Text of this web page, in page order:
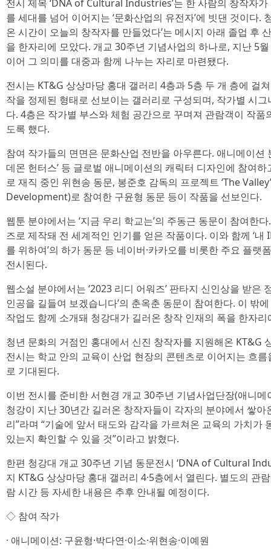
전시 제목 ‘DNA of Cultural Industries’는 한 사람의 창작자
를 세대를 넘어 이어지는 ‘문화산업의 유전자’에 빗댄 것이다.
온 시간이 오늘의 창작자를 만들었다’는 메시지 아래 졸업 후
을 한자리에 모았다. 개교 30주년 기념사업의 하나로, 지난 5
이어 그 의미를 대중과 함께 나누는 자리로 마련됐다.
전시는 KT&G 상상마당 홍대 갤러리 4층과 5층 두 개 층에 걸
작을 정제된 형태로 선보이는 갤러리로 구성되며, 작가별 시
다. 4층은 작가별 부스와 체험 공간으로 꾸며져 관람객이 작
도록 했다.
참여 작가들의 면면은 문화산업 전반을 아우른다. 애니메이션
데몬 헌터스’ 등 글로벌 애니메이션의 캐릭터 디자인에 참여
로 재직 중인 위현송 동문, 봉준호 감독의 프로젝트 ‘The
Development)로 참여한 구윤형 동문 등이 작품을 선보인다.
웹툰 분야에서는 ‘지금 우리 학교는’의 주동근 동문이 참여한
즈로 제작돼 전 세계적인 인기를 얻은 작품이다. 이와 함께 ‘내
를 위하여’의 하가 동문 등 네이버·카카오를 비롯한 주요 플랫
전시된다.
웹소설 분야에서는 ‘2023 리디 어워즈’ 판타지 신인상을 받은
인공을 길들여 보겠습니다’의 춘옥춘 동문이 참여한다. 이 밖
작업도 함께 소개돼 청강대가 길러온 창작 인재의 폭을 한자
청년 문화의 거점인 홍대에서 신진 창작자를 지원해온 KT&G
전시는 학교 안의 교육이 산업 현장의 콘텐츠로 이어지는 흐
로 기대된다.
이번 전시를 준비한 서현경 개교 30주년 기념사업단장(애니
청강이 지난 30년간 길러온 창작자들이 각자의 분야에서 쌓
리”라며 “기술에 앞서 태도와 감각을 가르쳐온 교육의 가치가
있는지 확인할 수 있을 것”이라고 밝혔다.
한편 청강대 개교 30주년 기념 동문전시 ‘DNA of Cultural
지 KT&G 상상마당 홍대 갤러리 4·5층에서 열린다. 별도의 관
람 시간 등 자세한 내용은 추후 안내될 예정이다.
◇ 참여 작가
· 애니메이션: 구윤형·박다연·이소·위현송·이예원